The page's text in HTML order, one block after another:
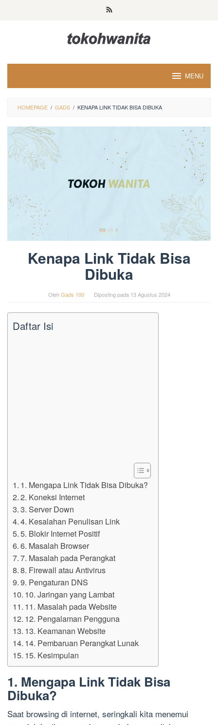
MENU
HOMEPAGE / GADS / KENAPA LINK TIDAK BISA DIBUKA
Kenapa Link Tidak Bisa
Dibuka
OlehGads 100 Diposting pada 13 Agustus 2024
Daftar Isi
1. Mengapa Link Tidak Bisa Dibuka?
2. Koneksi Internet
3. Server Down
4. Kesalahan Penulisan Link
5. Blokir Internet Positif
6. Masalah Browser
7. Masalah pada Perangkat
8. Firewall atau Antivirus
9. Pengaturan DNS
10. Jaringan yang Lambat
11. Masalah pada Website
12. Pengalaman Pengguna
13. Keamanan Website
14. Pembaruan Perangkat Lunak
15. Kesimpulan
1. Mengapa Link Tidak Bisa
Dibuka?
Saat browsing di internet, seringkali kita menemui